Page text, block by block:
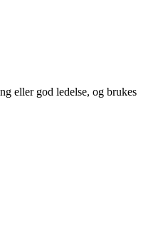
eller god ledelse, og brukes